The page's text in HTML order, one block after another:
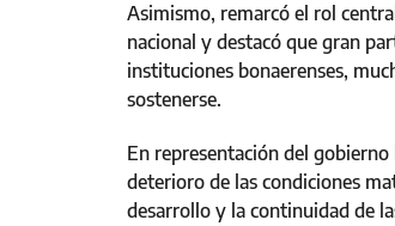
Asimismo, remarcó el rol
nacional y destacó que gran
instituciones bonaerenses,
sostenerse.
En representación del
deterioro de las condiciones
desarrollo y la continuidad de